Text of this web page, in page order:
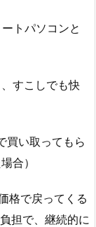
トパソコンと
すこしでも快
買い取ってもら
合）
格で戻ってくる
担で、継続的に